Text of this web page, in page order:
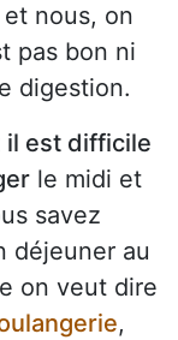
nous, on
pas bon ni
digestion.
il est difficile
le midi et
savez
déjeuner au
on veut dire
,